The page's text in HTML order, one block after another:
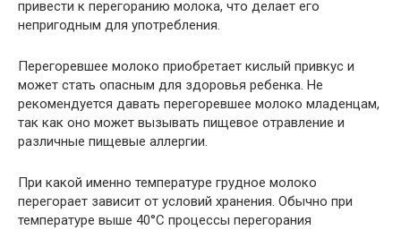
привести к перегоранию молока, что делает его
непригодным для употребления.
Перегоревшее молоко приобретает кислый привкус и
может стать опасным для здоровья ребенка. Не
рекомендуется давать перегоревшее молоко младенцам,
так как оно может вызывать пищевое отравление и
различные пищевые аллергии.
При какой именно температуре грудное молоко
перегорает зависит от условий хранения. Обычно при
температуре выше 40°C процессы перегорания